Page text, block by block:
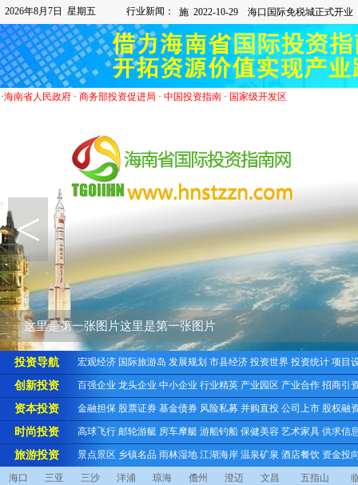
2026年8月7日 星期五 行业新闻：
·海南省人民政府· 商务部投资促进局 · 中国投资指南· 国家级开发区
这里是第一张图片这里是第一张图片
<
投资导航 宏观经济 国际旅游岛 发展规划 市县经济 投资世界 投资统计 项目
创新投资 百强企业 龙头企业 中小企业 行业精英 产业园区 产业合作 招商引
资本投资 金融担保 股票证券 基金债券 风险私募 并购直投 公司上市 股权融
时尚投资 高球飞行 邮轮游艇 房车摩艇 游船钓船 保健美容 艺术家具 供求信
旅游投资 景点景区 乡镇名品 雨林湿地 江湖海岸 温泉矿泉 酒店餐饮 资金投
海口 三亚 三沙 洋浦 琼海 儋州 澄迈 文昌 五指山